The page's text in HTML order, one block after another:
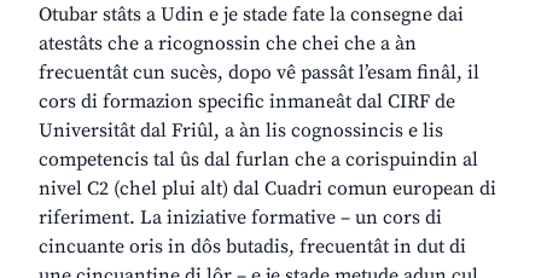
Otubar stâts a Udin e je stade fate la consegne dai
atestâts che a ricognossin che chei che a àn
frecuentât cun sucès, dopo vê passât l’esam finâl, il
cors di formazion specific inmaneât dal CIRF de
Universitât dal Friûl, a àn lis cognossincis e lis
competencis tal ûs dal furlan che a corispuindin al
nivel C2 (chel plui alt) dal Cuadri comun european di
riferiment. La iniziative formative – un cors di
cincuante oris in dôs butadis, frecuentât in dut di